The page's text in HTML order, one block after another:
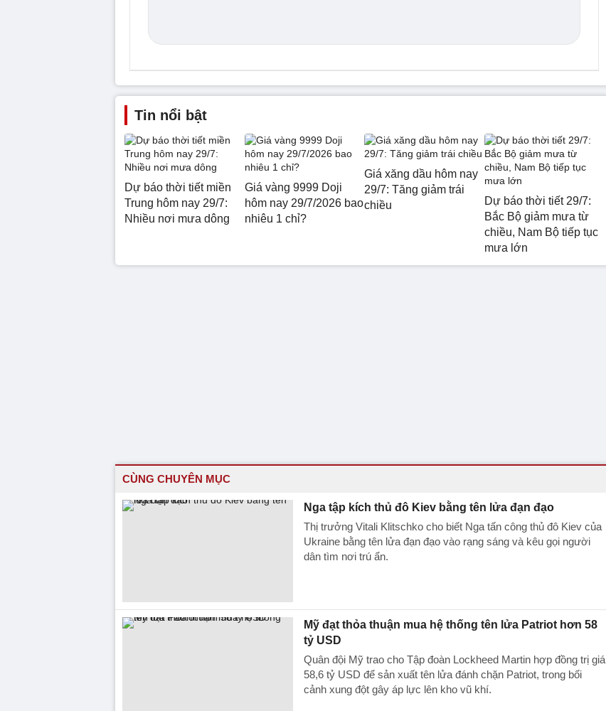
Tin nổi bật
Dự báo thời tiết miền
Trung hôm nay 29/7:
Nhiều nơi mưa dông
Giá vàng 9999 Doji
hôm nay 29/7/2026 bao
nhiêu 1 chỉ?
Giá xăng dầu hôm nay
29/7: Tăng giảm trái
chiều
Dự báo thời tiết 29/7:
Bắc Bộ giảm mưa từ
chiều, Nam Bộ tiếp tục
mưa lớn
CÙNG CHUYÊN MỤC
Nga tập kích thủ đô Kiev bằng tên lửa đạn đạo
Thị trưởng Vitali Klitschko cho biết Nga tấn công thủ đô Kiev của
Ukraine bằng tên lửa đạn đạo vào rạng sáng và kêu gọi người
dân tìm nơi trú ẩn.
Mỹ đạt thỏa thuận mua hệ thống tên lửa Patriot hơn 58
tỷ USD
Quân đội Mỹ trao cho Tập đoàn Lockheed Martin hợp đồng trị giá
58,6 tỷ USD để sản xuất tên lửa đánh chặn Patriot, trong bối
cảnh xung đột gây áp lực lên kho vũ khí.